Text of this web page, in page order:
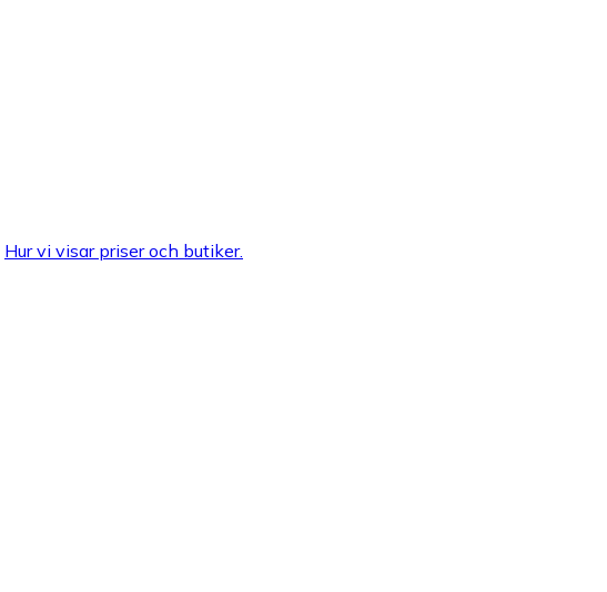
Hur vi visar priser och butiker.